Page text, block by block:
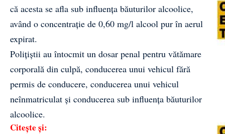
că acesta se afla sub influența băuturilor alcoolice,
având o concentrație de 0,60 mg/l alcool pur în aerul
expirat.
Polițiștii au întocmit un dosar penal pentru vătămare
corporală din culpă, conducerea unui vehicul fără
permis de conducere, conducerea unui vehicul
neînmatriculat și conducerea sub influența băuturilor
alcoolice.
Citește și: